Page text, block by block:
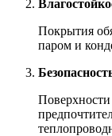
Покрытия
паром и